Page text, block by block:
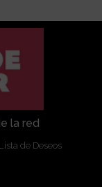
la red
Lista de Deseos